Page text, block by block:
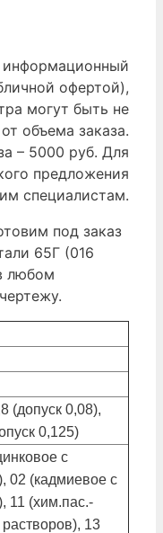
информационный
офертой),
могут быть не
объема заказа.
– 5000 руб. Для
предложения
специалистам.
под заказ
65Г (016
любом
(допуск 0,08),
0,125)
с
02 (кадмиевое с
11 (хим.пас.-
13